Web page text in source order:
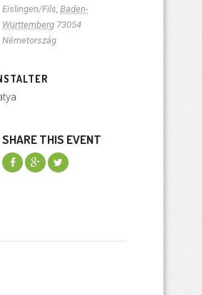
Eislingen/Fils, Baden-
Württemberg 73054
Németország
SHARE THIS EVENT